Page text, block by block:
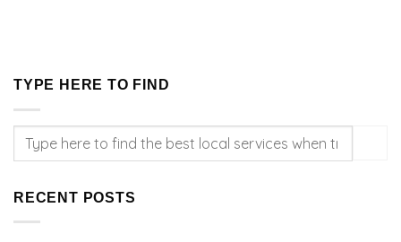
TYPE HERE TO FIND
RECENT POSTS